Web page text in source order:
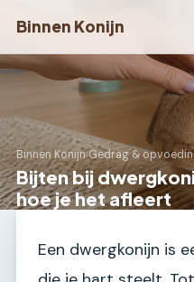
Binnen Konijn
Binnen Konijn›Gedrag &
Bijten bij
hoe je het afleert
Een dwergkonijn is